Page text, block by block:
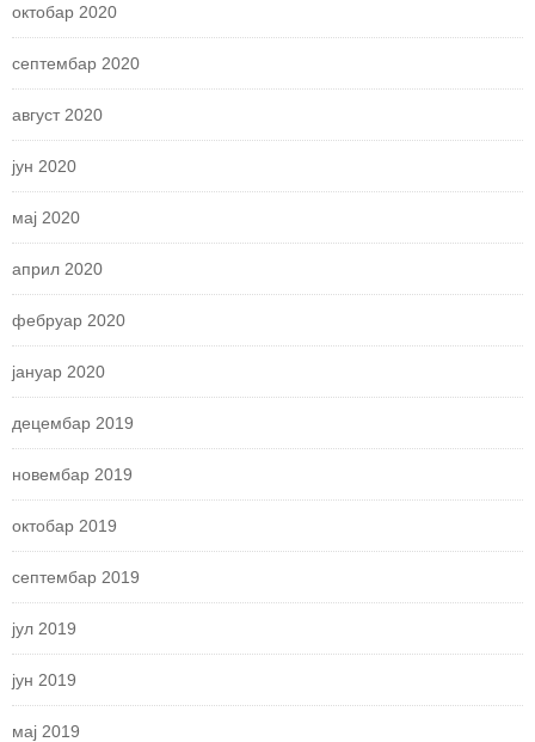
октобар 2020
септембар 2020
август 2020
јун 2020
мај 2020
април 2020
фебруар 2020
јануар 2020
децембар 2019
новембар 2019
октобар 2019
септембар 2019
јул 2019
јун 2019
мај 2019